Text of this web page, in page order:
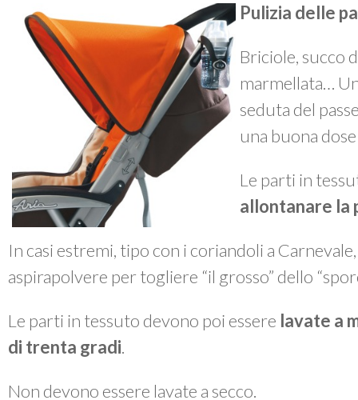
Pulizia delle
Briciole, succo
marmellata…
seduta del
una buona
Le parti in
allontanare la
In casi estremi, tipo con i coriandoli a
aspirapolvere per togliere “il grosso” dello
Le parti in tessuto devono poi essere lavate a
di trenta gradi.
Non devono essere lavate a secco.